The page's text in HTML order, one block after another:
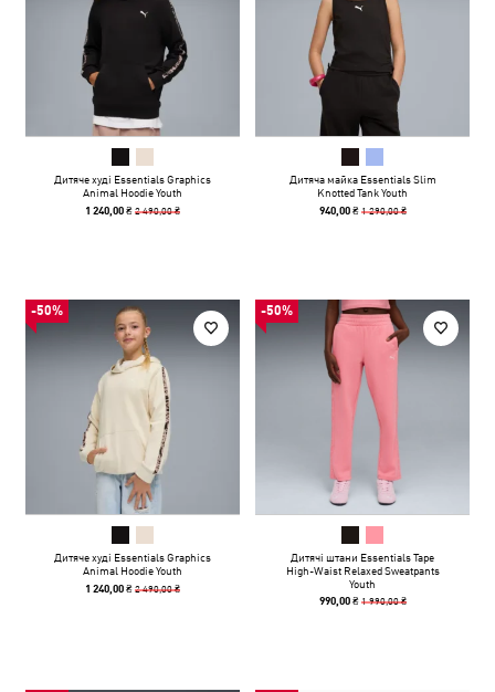
Дитяче худі Essentials Graphics
Animal Hoodie Youth
1 240,00 ₴2 490,00 ₴
Дитяча майка Essentials Slim
Knotted Tank Youth
940,00 ₴ 1 290,00 ₴
-50%
Дитяче худі Essentials Graphics
Animal Hoodie Youth
1 240,00 ₴2 490,00 ₴
-50%
Дитячі штани Essentials Tape
High-Waist Relaxed Sweatpants
Youth
990,00 ₴ 1 990,00 ₴